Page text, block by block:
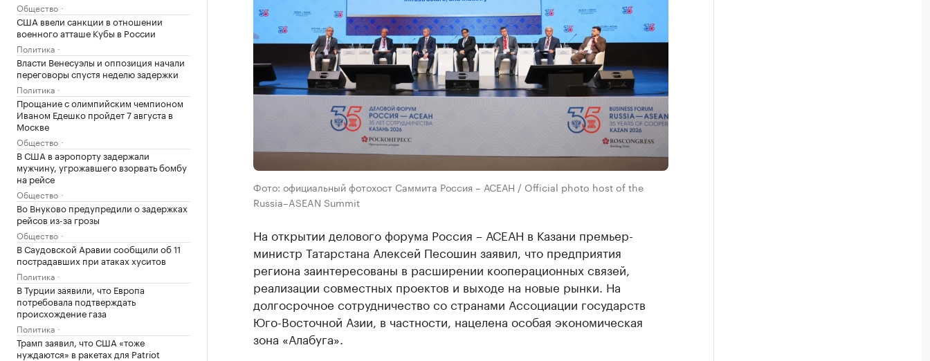
Общество
США ввели санкции в отношении
военного атташе Кубы в России
Политика
Власти Венесуэлы и оппозиция начали
переговоры спустя неделю задержки
Политика
Прощание с олимпийским чемпионом
Иваном Едешко пройдет 7 августа в
Москве
Общество
В США в аэропорту задержали
мужчину, угрожавшего взорвать бомбу
на рейсе
Общество
Во Внуково предупредили о задержках
рейсов из-за грозы
Общество
В Саудовской Аравии сообщили об 11
пострадавших при атаках хуситов
Политика
В Турции заявили, что Европа
потребовала подтверждать
происхождение газа
Политика
Трамп заявил, что США «тоже
нуждаются» в ракетах для Patriot
Фото: официальный фотохост Саммита Россия – АСЕАН / Official photo host of the
Russia–ASEAN Summit
На открытии делового форума Россия – АСЕАН в Казани премьер-
министр Татарстана Алексей Песошин заявил, что предприятия
региона заинтересованы в расширении кооперационных связей,
реализации совместных проектов и выходе на новые рынки. На
долгосрочное сотрудничество со странами Ассоциации государств
Юго-Восточной Азии, в частности, нацелена особая экономическая
зона «Алабуга».